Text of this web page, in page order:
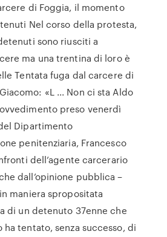
di Foggia, il momento
Nel corso della protesta,
sono riusciti a
ma una trentina di loro è
Tentata fuga dal carcere di
«L ... Non ci sta Aldo
preso venerdì
Dipartimento
penitenziaria, Francesco
dell’agente carcerario
dall’opinione pubblica –
maniera spropositata
di un detenuto 37enne che
tentato, senza successo, di